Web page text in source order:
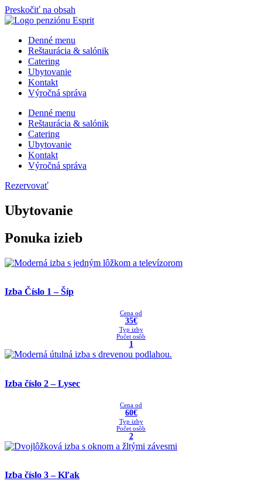
Preskočiť na obsah
Denné menu
Reštaurácia & salónik
Catering
Ubytovanie
Kontakt
Výročná správa
Denné menu
Reštaurácia & salónik
Catering
Ubytovanie
Kontakt
Výročná správa
Rezervovať
Ubytovanie
Ponuka izieb
Izba Čí­slo 1 – Šíp
Cena od
35€
Typ izby
Počet osôb
1
Izba číslo 2 – Lysec
Cena od
60€
Typ izby
Počet osôb
2
Izba číslo 3 – Kľak